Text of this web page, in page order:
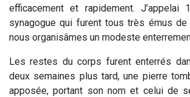
efficacement et rapidement.
synagogue qui furent tous très émus
nous organisâmes un modeste
Les restes du corps furent enterrés
deux semaines plus tard, une pierre
apposée, portant son nom et celui de